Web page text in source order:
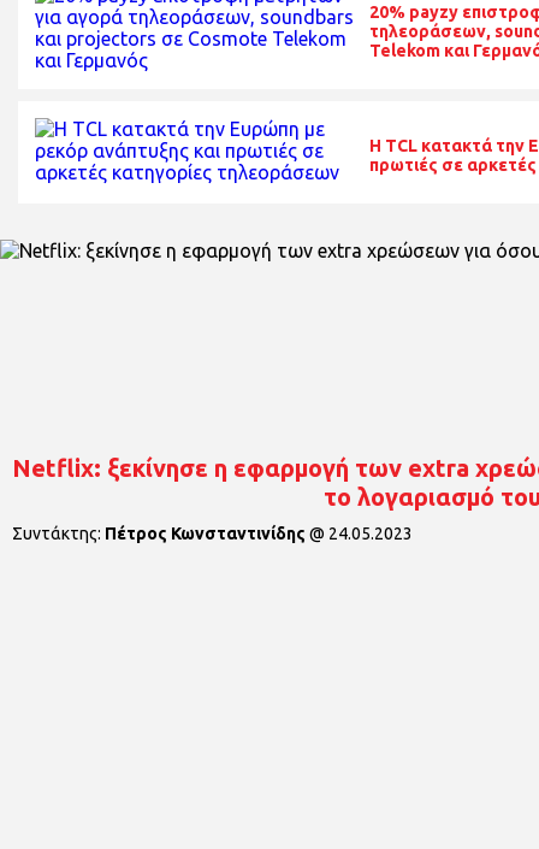
20% payzy
τηλεοράσεων,
Telekom και
Η TCL κατακτά την
πρωτιές σε
Netflix: ξεκίνησε η εφαρμογή των extra
το λογαριασμό
Συντάκτης: Πέτρος Κωνσταντινίδης @ 24.05.2023